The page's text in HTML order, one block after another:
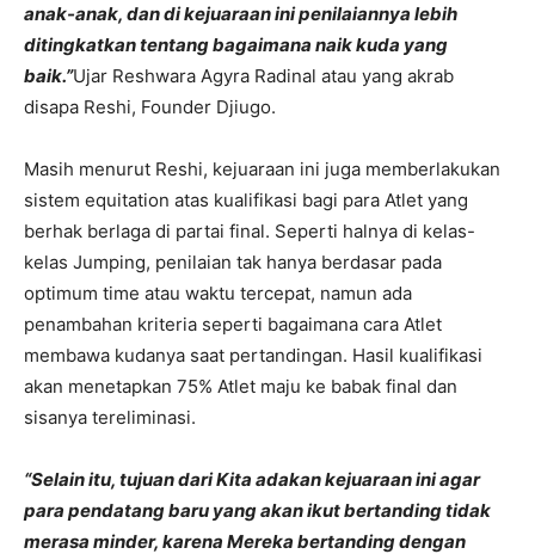
anak-anak, dan di kejuaraan ini penilaiannya lebih
ditingkatkan tentang bagaimana naik kuda yang
baik.”Ujar Reshwara Agyra Radinal atau yang akrab
disapa Reshi, Founder Djiugo.
Masih menurut Reshi, kejuaraan ini juga memberlakukan
sistem equitation atas kualifikasi bagi para Atlet yang
berhak berlaga di partai final. Seperti halnya di kelas-
kelas Jumping, penilaian tak hanya berdasar pada
optimum time atau waktu tercepat, namun ada
penambahan kriteria seperti bagaimana cara Atlet
membawa kudanya saat pertandingan. Hasil kualifikasi
akan menetapkan 75% Atlet maju ke babak final dan
sisanya tereliminasi.
“Selain itu, tujuan dari Kita adakan kejuaraan ini agar
para pendatang baru yang akan ikut bertanding tidak
merasa minder, karena Mereka bertanding dengan